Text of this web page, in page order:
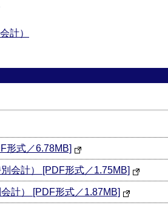
計）
形式／6.78MB]
会計） [PDF形式／1.75MB]
計） [PDF形式／1.87MB]